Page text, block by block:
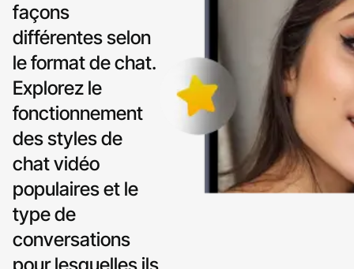
façons
différentes selon
le format de chat.
Explorez le
fonctionnement
des styles de
chat vidéo
populaires et le
type de
conversations